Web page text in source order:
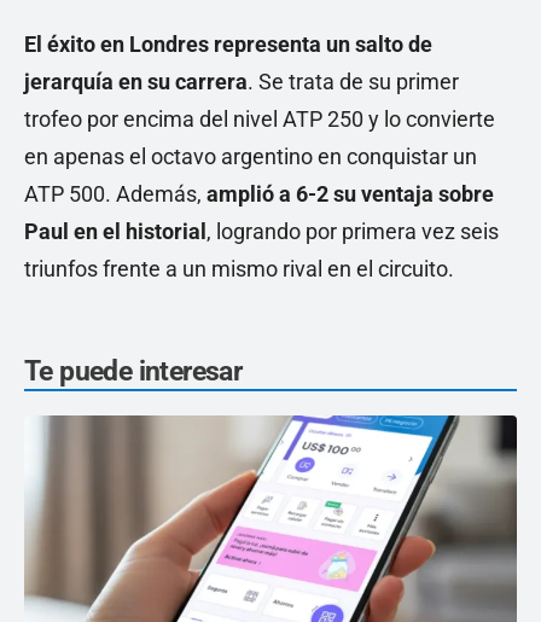
El éxito en Londres representa un salto de
jerarquía en su carrera. Se trata de su primer
trofeo por encima del nivel ATP 250 y lo convierte
en apenas el octavo argentino en conquistar un
ATP 500. Además, amplió a 6-2 su ventaja sobre
Paul en el historial , logrando por primera vez seis
triunfos frente a un mismo rival en el circuito.
Te puede interesar